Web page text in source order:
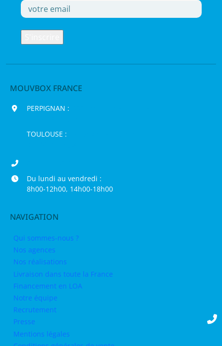
MOUVBOX FRANCE
PERPIGNAN :
TOULOUSE :
Du lundi au vendredi :
8h00-12h00, 14h00-18h00
NAVIGATION
Qui sommes-nous ?
Nos agences
Nos réalisations
Livraison dans toute la France
Financement en LOA
Notre équipe
Recrutement
Presse
Mentions légales